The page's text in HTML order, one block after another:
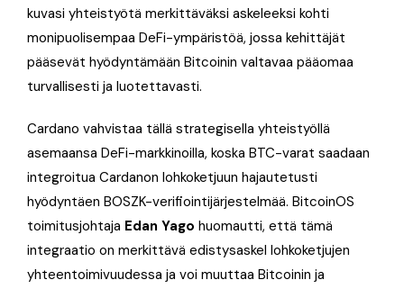
kuvasi yhteistyötä merkittäväksi askeleeksi kohti
monipuolisempaa DeFi-ympäristöä, jossa kehittäjät
pääsevät hyödyntämään Bitcoinin valtavaa pääomaa
turvallisesti ja luotettavasti.
Cardano vahvistaa tällä strategisella yhteistyöllä
asemaansa DeFi-markkinoilla, koska BTC-varat saadaan
integroitua Cardanon lohkoketjuun hajautetusti
hyödyntäen BOSZK-verifiointijärjestelmää. BitcoinOS
toimitusjohtaja Edan Yago huomautti, että tämä
integraatio on merkittävä edistysaskel lohkoketjujen
yhteentoimivuudessa ja voi muuttaa Bitcoinin ja